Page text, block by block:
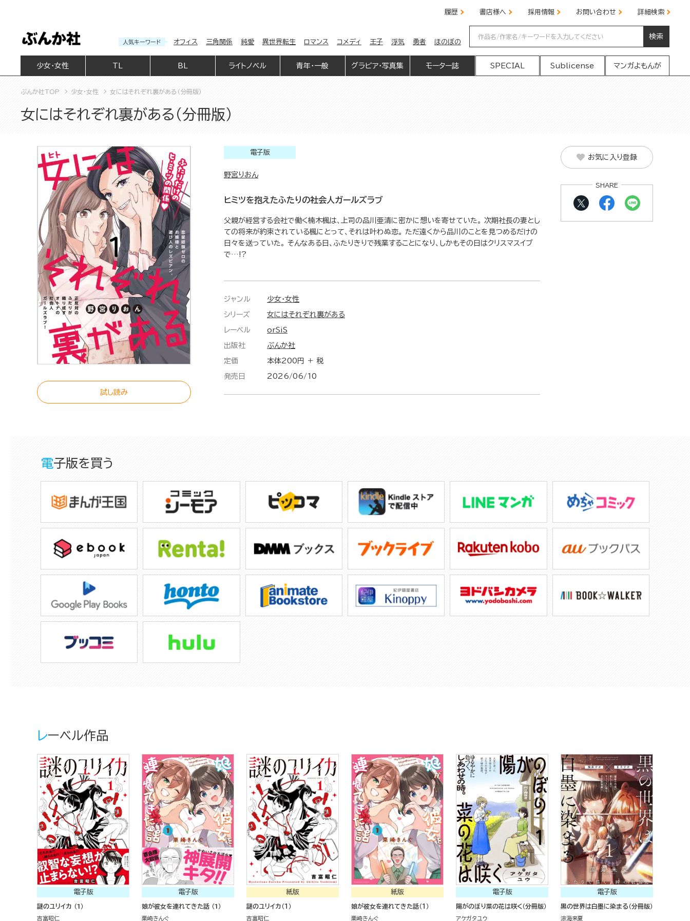
履歴 書店様へ 採用情報 お問い合わせ 詳細検索
人気キーワード オフィス 三角関係 純愛 異世界転生 ロマンス コメディ 王子 浮気 勇者 ほのぼの
検索
少女・女性 BL ライトノベル 青年・一般 グラビア・写真集 モーター誌 SPECIAL Sublicense マンガよもんが
ぶんか社TOP 少女・女性 女にはそれぞれ裏がある（分冊版）
女にはそれぞれ裏がある（分冊版）
試し読み
電子版
野宮りおん
ヒミツを抱えたふたりの社会人ガールズラブ
父親が経営する会社で働く楠木楓は、上司の品川亜清に密かに想いを寄せていた。 次期社長の妻とし
ての将来が約束されている楓にとって、それは叶わぬ恋。 ただ遠くから品川のことを見つめるだけの
日々を送っていた。 そんなある日、ふたりきりで残業することになり、しかもその日はクリスマスイブ
で…!?
ジャンル 少女・女性
シリーズ 女にはそれぞれ裏がある
レーベル orSiS
出版社 ぶんか社
定価 本体200円 ＋ 税
発売日 2026/06/10
お気に入り登録
SHARE
電子版を買う
レーベル作品
電子版
謎のユリイカ （1）
吉富昭仁
電子版
娘が彼女を連れてきた話 （1）
栗崎きんぐ
紙版
謎のユリイカ（１）
吉富昭仁
紙版
娘が彼女を連れてきた話（１）
栗崎きんぐ
電子版
陽がのぼり菜の花は咲く（分冊版）
アケガタユウ
電子版
黒の世界は白墨に染まる（分冊版）
涼海来夏